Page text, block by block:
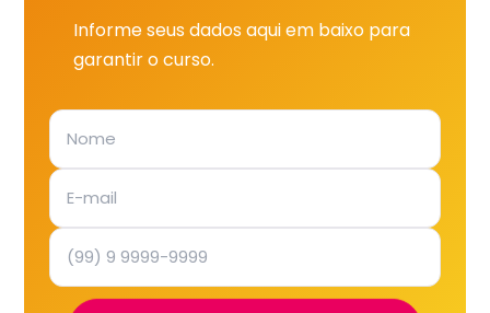
Informe seus dados aqui em baixo para
garantir o curso.